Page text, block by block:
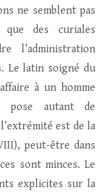
ne semblent pas
des curiales
l’administration
Le latin soigné du
à un homme
pose autant de
est de la
peut-être dans
sont minces. Le
explicites sur la